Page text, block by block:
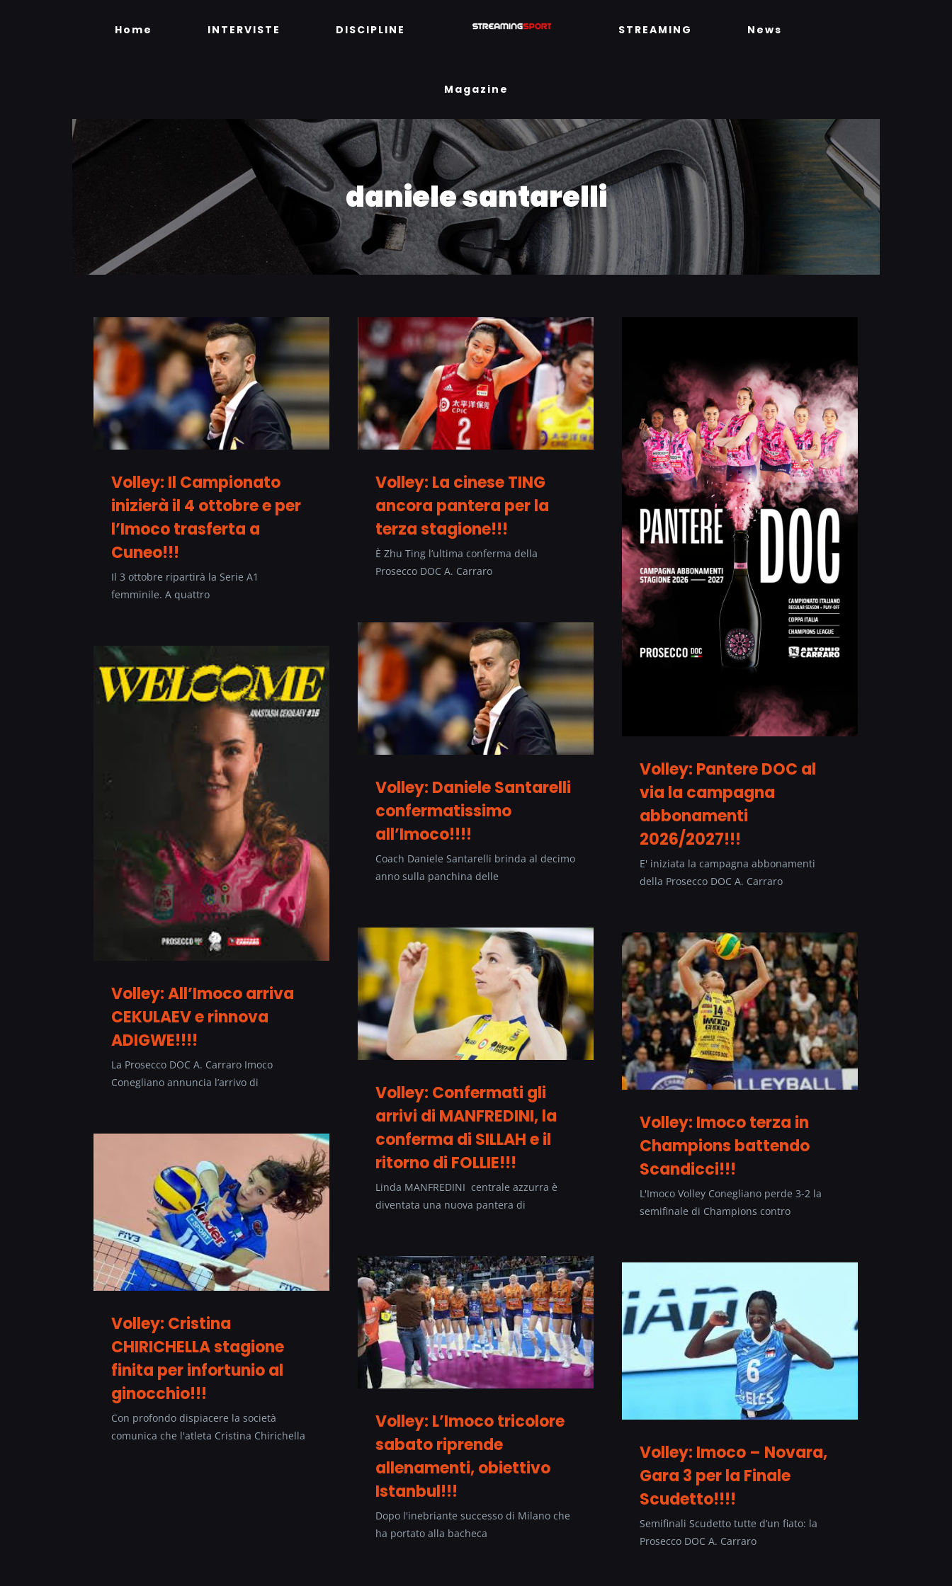
Home INTERVISTE DISCIPLINE STREAMING News
Magazine
daniele santarelli
Volley: Il Campionato
inizierà il 4 ottobre e per
l’Imoco trasferta a
Cuneo!!!
Il 3 ottobre ripartirà la Serie A1
femminile. A quattro
Volley: La cinese TING
ancora pantera per la
terza stagione!!!
È Zhu Ting l’ultima conferma della
Prosecco DOC A. Carraro
Volley: Pantere DOC al
via la campagna
abbonamenti
2026/2027!!!
E' iniziata la campagna abbonamenti
della Prosecco DOC A. Carraro
Volley: Daniele Santarelli
confermatissimo
all’Imoco!!!!
Coach Daniele Santarelli brinda al decimo
anno sulla panchina delle
Volley: All’Imoco arriva
CEKULAEV e rinnova
ADIGWE!!!!
La Prosecco DOC A. Carraro Imoco
Conegliano annuncia l’arrivo di
Volley: Confermati gli
arrivi di MANFREDINI, la
conferma di SILLAH e il
ritorno di FOLLIE!!!
Linda MANFREDINI centrale azzurra è
diventata una nuova pantera di
Volley: Imoco terza in
Champions battendo
Scandicci!!!
L'Imoco Volley Conegliano perde 3-2 la
semifinale di Champions contro
Volley: Cristina
CHIRICHELLA stagione
finita per infortunio al
ginocchio!!!
Con profondo dispiacere la società
comunica che l'atleta Cristina Chirichella
Volley: L’Imoco tricolore
sabato riprende
allenamenti, obiettivo
Istanbul!!!
Dopo l'inebriante successo di Milano che
ha portato alla bacheca
Volley: Imoco – Novara,
Gara 3 per la Finale
Scudetto!!!!
Semifinali Scudetto tutte d’un fiato: la
Prosecco DOC A. Carraro